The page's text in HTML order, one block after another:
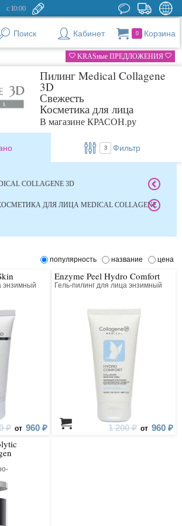
с 10:00
Поиск Кабинет 0 Корзина
KRASные ПРЕДЛОЖЕНИЯ
Пилинг Medical Collagene
3D
Свежесть
Косметика для лица
В магазине КРАСОН.ру
3 Фильтр
COLLAGENE 3D
ДЛЯ ЛИЦА MEDICAL COLLAGENE
популярность название цена
энзимный
₽ от 960 ₽
Enzyme Peel Hydro Comfort
Гель-пилинг для лица энзимный
1 200 ₽ от 960 ₽